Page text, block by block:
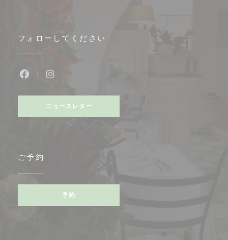
フォローしてください
ニュースレター
ご予約
予約